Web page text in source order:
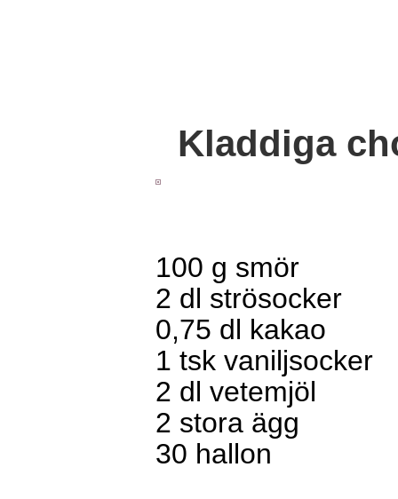
Kladdiga
100 g smör
2 dl strösocker
0,75 dl kakao
1 tsk vaniljsocker
2 dl vetemjöl
2 stora ägg
30 hallon